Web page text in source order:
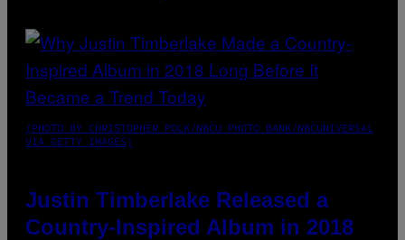
(PHOTO BY CHRISTOPHER POLK/NBCU PHOTO BANK/NBCUNIVERSAL
VIA GETTY IMAGES)
Justin Timberlake Released a
Country-Inspired Album in 2018